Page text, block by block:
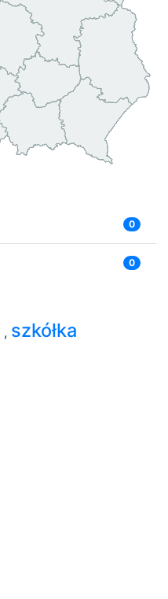
0
0
, szkółka